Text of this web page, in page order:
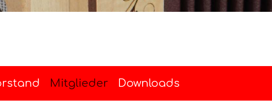
Mitglieder Downloads